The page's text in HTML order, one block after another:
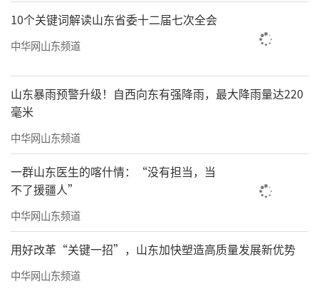
10个关键词解读山东省委十二届七次全会
中华网山东频道
山东暴雨预警升级！自西向东有强降雨，最大降雨量达220
毫米
中华网山东频道
一群山东医生的喀什情：“没有担当，当
不了援疆人”
中华网山东频道
用好改革“关键一招”，山东加快塑造高质量发展新优势
中华网山东频道